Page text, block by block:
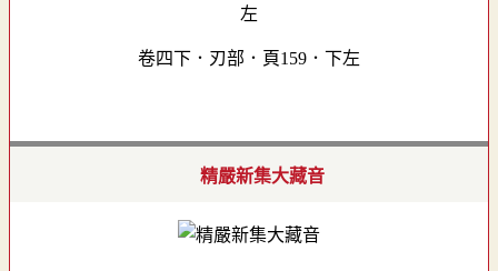
卷四下．刃部．頁159．下左
精嚴新集大藏音